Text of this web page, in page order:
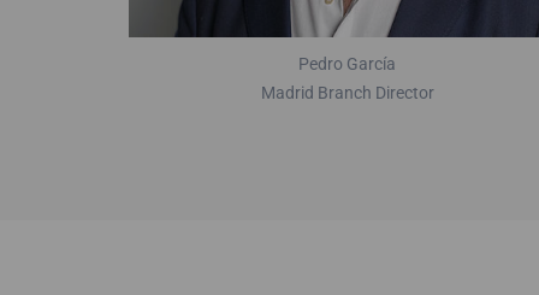
Pedro García
Madrid Branch Director